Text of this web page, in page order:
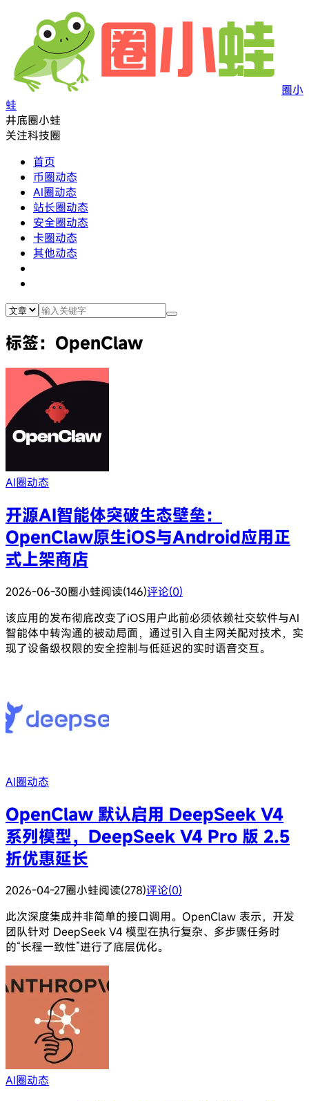
圈小
蛙
井底圈小蛙
关注科技圈
首页
币圈动态
AI圈动态
站长圈动态
安全圈动态
卡圈动态
其他动态
标签：OpenClaw
AI圈动态
开源AI智能体突破生态壁垒：
OpenClaw原生iOS与Android应用正
式上架商店
2026-06-30圈小蛙阅读(146)评论(0)
该应用的发布彻底改变了iOS用户此前必须依赖社交软件与AI
智能体中转沟通的被动局面，通过引入自主网关配对技术，实
现了设备级权限的安全控制与低延迟的实时语音交互。
AI圈动态
OpenClaw 默认启用 DeepSeek V4
系列模型，DeepSeek V4 Pro 版 2.5
折优惠延长
2026-04-27圈小蛙阅读(278)评论(0)
此次深度集成并非简单的接口调用。OpenClaw 表示，开发
团队针对 DeepSeek V4 模型在执行复杂、多步骤任务时
的“长程一致性”进行了底层优化。
AI圈动态